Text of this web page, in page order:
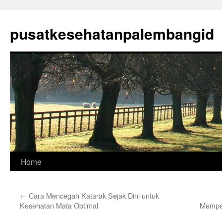
content
pusatkesehatanpalembangid
Home
← Cara Mencegah Katarak Sejak Dini untuk
Kesehatan Mata Optimal